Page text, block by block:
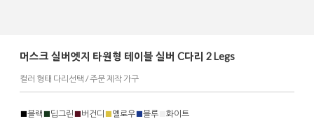
머스크 실버엣지 타원형 테이블 실버 C다리 2 Legs
컬러 형태 다리선택 / 주문 제작 가구
■블랙■딥그린■버건디 ■옐로우■블루 화이트